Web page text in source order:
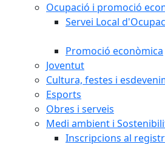
Ocupació i promoció
Servei Local
Promoció econòmica
Joventut
Cultura, festes i
Esports
Obres i serveis
Medi ambient i
Inscripcions al